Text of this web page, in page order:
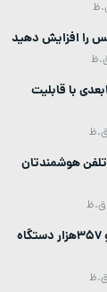
را افزایش دهید
دست رباتیک چاپ 3بعدی با قابلیت
هوشمندتان
واردات یک میلیون و 357هزار دستگاه